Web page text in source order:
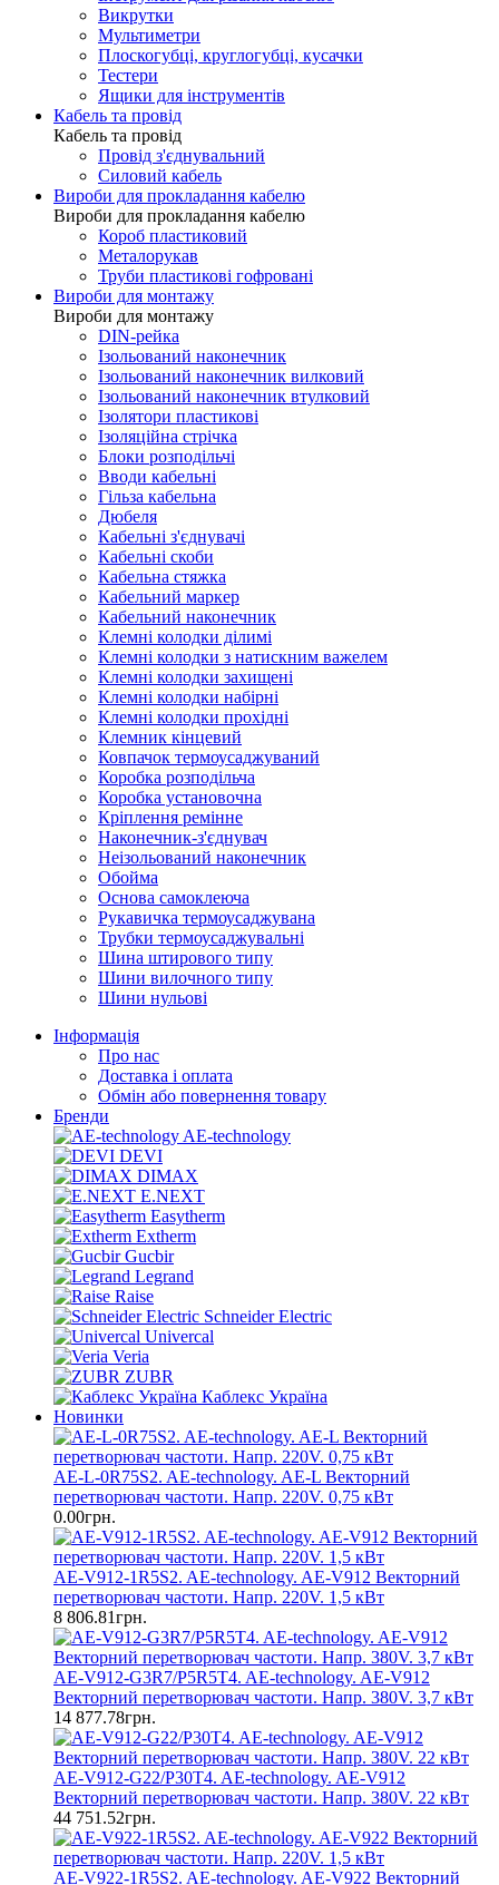
Викрутки
Мультиметри
Плоскогубці, круглогубці, кусачки
Тестери
Ящики для інструментів
Кабель та провід
Кабель та провід
Провід з'єднувальний
Силовий кабель
Вироби для прокладання кабелю
Вироби для прокладання кабелю
Короб пластиковий
Металорукав
Труби пластикові гофровані
Вироби для монтажу
Вироби для монтажу
DIN-рейка
Ізольований наконечник
Ізольований наконечник вилковий
Ізольований наконечник втулковий
Ізолятори пластикові
Ізоляційна стрічка
Блоки розподільчі
Вводи кабельні
Гільза кабельна
Дюбеля
Кабельнi з'єднувачi
Кабельні скоби
Кабельна стяжка
Кабельний маркер
Кабельний наконечник
Клемні колодки ділимі
Клемні колодки з натискним важелем
Клемні колодки захищені
Клемні колодки набірні
Клемні колодки прохідні
Клемник кінцевий
Ковпачок термоусаджуваний
Коробка розподільча
Коробка установочна
Кріплення ремінне
Наконечник-з'єднувач
Неізольований наконечник
Обойма
Основа самоклеюча
Рукавичка термоусаджувана
Трубки термоусаджувальні
Шина штирового типу
Шини вилочного типу
Шини нульові
Інформація
Про нас
Доставка і оплата
Обмін або повернення товару
Бренди
AE-technology
DEVI
DIMAX
E.NEXT
Easytherm
Extherm
Gucbir
Legrand
Raise
Schneider Electric
Univercal
Veria
ZUBR
Каблекс Україна
Новинки
AE-L-0R75S2. AE-technology. AE-L Векторний
перетворювач частоти. Напр. 220V. 0,75 кВт
0.00грн.
AE-V912-1R5S2. AE-technology. AE-V912 Векторний
перетворювач частоти. Напр. 220V. 1,5 кВт
8 806.81грн.
AE-V912-G3R7/P5R5T4. AE-technology. AE-V912
Векторний перетворювач частоти. Напр. 380V. 3,7 кВт
14 877.78грн.
AE-V912-G22/P30T4. AE-technology. AE-V912
Векторний перетворювач частоти. Напр. 380V. 22 кВт
44 751.52грн.
AE-V922-1R5S2. AE-technology. AE-V922 Векторний